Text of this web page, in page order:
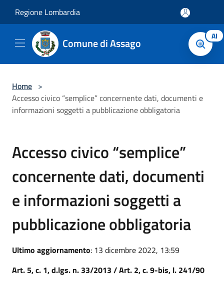
Regione Lombardia
Comune di Assago AI
Home >
Accesso civico “semplice” concernente dati, documenti e
informazioni soggetti a pubblicazione obbligatoria
Accesso civico “semplice”
concernente dati, documenti
e informazioni soggetti a
pubblicazione obbligatoria
Ultimo aggiornamento: 13 dicembre 2022, 13:59
Art. 5, c. 1, d.lgs. n. 33/2013 / Art. 2, c. 9-bis, l. 241/90